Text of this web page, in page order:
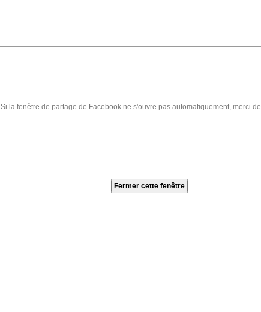
Si la fenêtre de partage de Facebook ne s'ouvre pas automatiquement, merci de